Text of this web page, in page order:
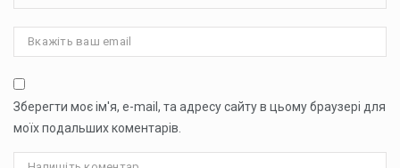
Зберегти моє ім'я, e-mail, та адресу сайту в цьому браузері для
моїх подальших коментарів.